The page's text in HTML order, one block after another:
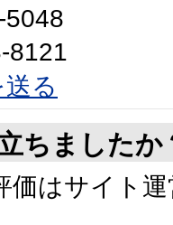
5048
8121
る
ちましたか
価はサイト